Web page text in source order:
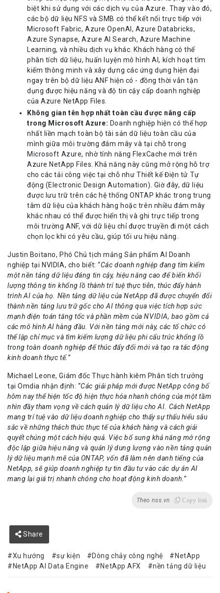
biệt khi sử dụng với các dịch vụ của Azure. Thay vào đó,
các bộ dữ liệu NFS và SMB có thể kết nối trực tiếp với
Microsoft Fabric, Azure OpenAI, Azure Databricks,
Azure Synapse, Azure AI Search, Azure Machine
Learning, và nhiều dịch vụ khác. Khách hàng có thể
phân tích dữ liệu, huấn luyện mô hình AI, kích hoạt tìm
kiếm thông minh và xây dựng các ứng dụng hiện đại
ngay trên bộ dữ liệu ANF hiện có - đồng thời vẫn tận
dụng được hiệu năng và độ tin cậy cấp doanh nghiệp
của Azure NetApp Files.
Không gian tên hợp nhất toàn cầu được nâng cấp
trong Microsoft Azure: Doanh nghiệp hiện có thể hợp
nhất liền mạch toàn bộ tài sản dữ liệu toàn cầu của
mình giữa môi trường đám mây và tại chỗ trong
Microsoft Azure, nhờ tính năng FlexCache mới trên
Azure NetApp Files. Khả năng này cũng mở rộng hỗ trợ
cho các tải công việc tại chỗ như Thiết kế Điện tử Tự
động (Electronic Design Automation). Giờ đây, dữ liệu
được lưu trữ trên các hệ thống ONTAP khác trong trung
tâm dữ liệu của khách hàng hoặc trên nhiều đám mây
khác nhau có thể được hiển thị và ghi trực tiếp trong
môi trường ANF, với dữ liệu chỉ được truyền đi một cách
chọn lọc khi có yêu cầu, giúp tối ưu hiệu năng.
Justin Boitano, Phó Chủ tịch mảng Sản phẩm AI Doanh
nghiệp tại NVIDIA, cho biết: “Các doanh nghiệp đang tìm kiếm
một nền tảng dữ liệu đáng tin cậy, hiệu năng cao để biến khối
lượng thông tin khổng lồ thành trí tuệ thực tiễn, thúc đẩy hành
trình AI của họ. Nền tảng dữ liệu của NetApp đã được chuyển đổi
thành nền tảng lưu trữ gốc cho AI thông qua việc tích hợp sức
mạnh điện toán tăng tốc và phần mềm của NVIDIA, bao gồm cả
các mô hình AI hàng đầu. Với nền tảng mới này, các tổ chức có
thể lập chỉ mục và tìm kiếm lượng dữ liệu phi cấu trúc khổng lồ
trong toàn doanh nghiệp để thúc đẩy đổi mới và tạo ra tác động
kinh doanh thực tế.”
Michael Leone, Giám đốc Thực hành kiêm Phân tích trưởng
tại Omdia nhận định: “Các giải pháp mới được NetApp công bố
hôm nay thể hiện tốc độ hiện thực hóa nhanh chóng của một tầm
nhìn đầy tham vọng về cách quản lý dữ liệu cho AI. Cách NetApp
mang trí tuệ vào dữ liệu doanh nghiệp cho thấy sự thấu hiểu sâu
sắc về những thách thức thực tế của khách hàng và cách giải
quyết chúng một cách hiệu quả. Việc bổ sung khả năng mở rộng
độc lập giữa hiệu năng và quản lý dung lượng vào nền tảng quản
lý dữ liệu mạnh mẽ của ONTAP, vốn đã làm nên danh tiếng của
NetApp, sẽ giúp doanh nghiệp tự tin đầu tư vào các dự án AI
mang lại giá trị nhanh chóng cho hoạt động kinh doanh.”
Theo nss.vn Copy link
Share
Xu hướng sự kiện Dòng chảy công nghệ
NetApp
NetApp AI Data Engine
NetApp AFX nền tảng dữ liệu